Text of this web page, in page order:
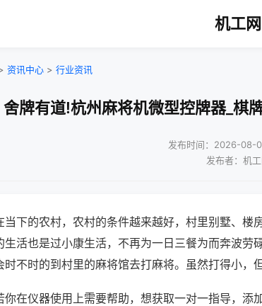
机工网
资讯中心 > 行业资讯
舍牌有道!杭州麻将机微型控牌器_棋
发布时间：2026-08-
发布者：机
当下的农村，农村的条件越来越好，村里别墅、楼
生活也是过小康生活，不再为一日三餐为而奔波劳
时不时的到村里的麻将馆去打麻将。虽然打得小，
你在仪器使用上需要帮助，想获取一对一指导，添